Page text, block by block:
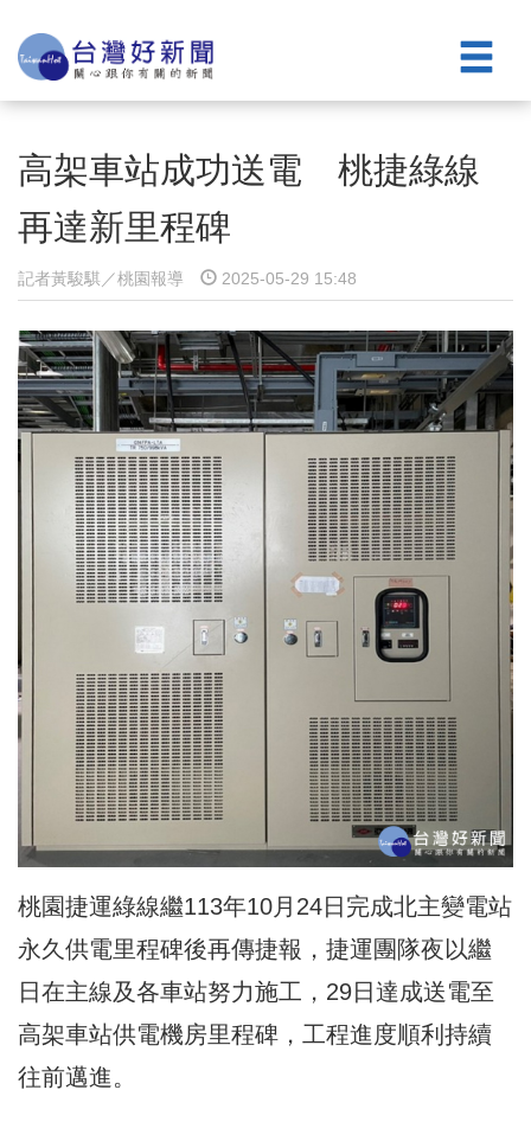
高架車站成功送電 桃捷綠線
再達新里程碑
記者黃駿騏／桃園報導 2025-05-29 15:48
桃園捷運綠線繼113年10月24日完成北主變電站
永久供電里程碑後再傳捷報，捷運團隊夜以繼
日在主線及各車站努力施工，29日達成送電至
高架車站供電機房里程碑，工程進度順利持續
往前邁進。